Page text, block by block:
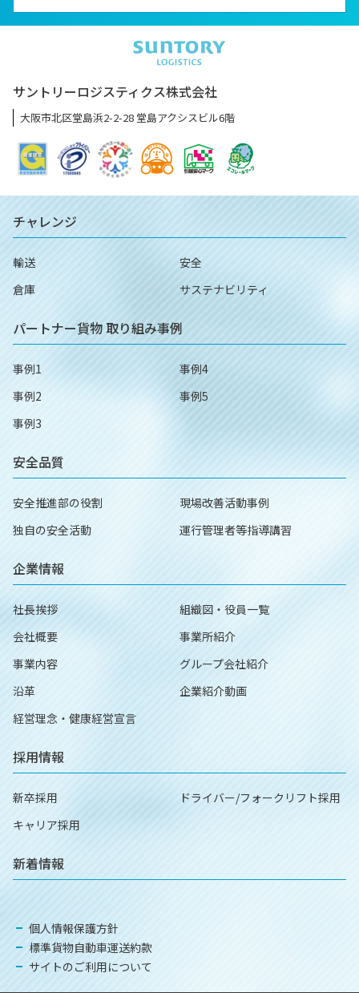
サントリーロジスティクス株式会社
大阪市北区堂島浜2-2-28 堂島アクシスビル6階
チャレンジ
輸送
倉庫
安全
サステナビリティ
パートナー貨物取り組み事例
事例1
事例2
事例3
事例4
事例5
安全品質
安全推進部の役割
独自の安全活動
現場改善活動事例
運行管理者等指導講習
企業情報
社長挨拶
会社概要
事業内容
沿革
経営理念・健康経営宣言
組織図・役員一覧
事業所紹介
グループ会社紹介
企業紹介動画
採用情報
新卒採用
キャリア採用
ドライバー/フォークリフト採用
新着情報
個人情報保護方針
標準貨物自動車運送約款
サイトのご利用について